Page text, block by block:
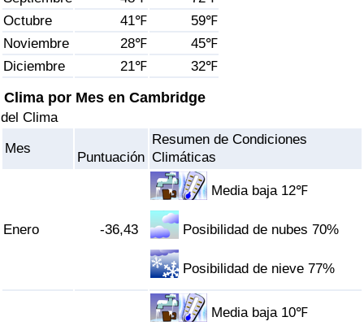
Octubre
41℉
59℉
Noviembre
28℉
45℉
Diciembre
21℉ 32℉
Clima por Mes en Cambridge
del Clima
Mes
Puntuación
Resumen de Condiciones
Climáticas
Enero -36,43
Media baja 12℉
Posibilidad de nubes 70%
Posibilidad de nieve 77%
Media baja 10℉
Índice de criminalidad por país
Sanidad
Índice de Sanidad (Actual)
Índice de Sanidad por País
Índice de Contaminación (Actual)
Índice de contaminación